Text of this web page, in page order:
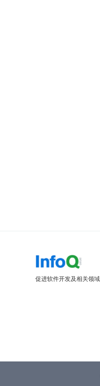
促进软件开发及相关领